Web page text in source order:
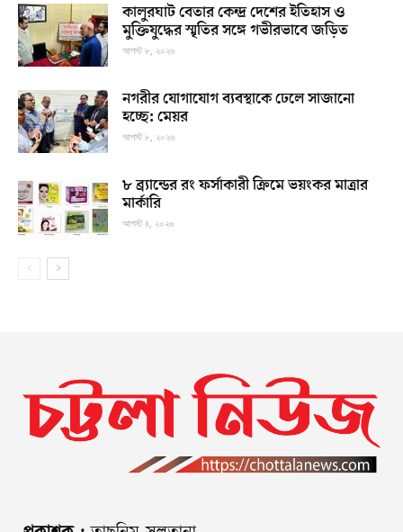
কালুরঘাট বেতার কেন্দ্র দেশের ইতিহাস ও
মুক্তিযুদ্ধের স্মৃতির সঙ্গে গভীরভাবে জড়িত
আগস্ট ৮, ২০২৬
নগরীর যোগাযোগ ব্যবস্থাকে ঢেলে সাজানো
হচ্ছে: মেয়র
আগস্ট ৮, ২০২৬
৮ ব্র্যান্ডের রং ফর্সাকারী ক্রিমে ভয়ংকর মাত্রার
মার্কারি
আগস্ট ৪, ২০২৬